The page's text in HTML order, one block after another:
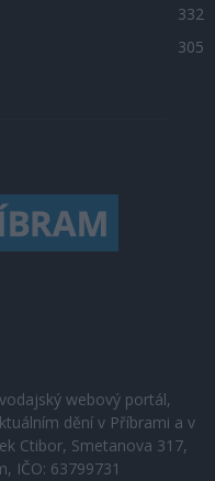
332
305
webový portál,
dění v Příbrami a v
Ctibor, Smetanova 317,
IČO: 63799731